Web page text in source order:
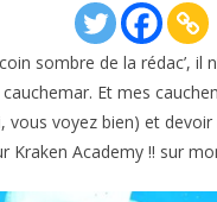
sombre de la rédac’, il
Et mes
vous voyez bien) et
Kraken Academy !! sur